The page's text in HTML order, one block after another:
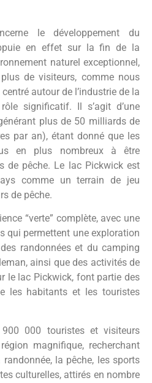
le développement du
en effet sur la fin de la
naturel exceptionnel,
de visiteurs, comme nous
autour de l’industrie de la
significatif. Il s’agit d’une
plus de 50 milliards de
par an), étant donné que les
en plus nombreux à être
de pêche. Le lac Pickwick est
comme un terrain de jeu
de pêche.
“verte” complète, avec une
qui permettent une exploration
randonnées et du camping
ainsi que des activités de
le lac Pickwick, font partie des
les habitants et les touristes
000 touristes et visiteurs
magnifique, recherchant
la pêche, les sports
culturelles, attirés en nombre